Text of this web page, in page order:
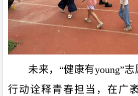
未来，“健康有young”
行动诠释青春担当，在广